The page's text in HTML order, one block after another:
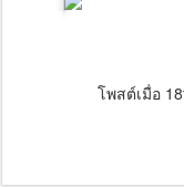
โพสต์เมื่อ